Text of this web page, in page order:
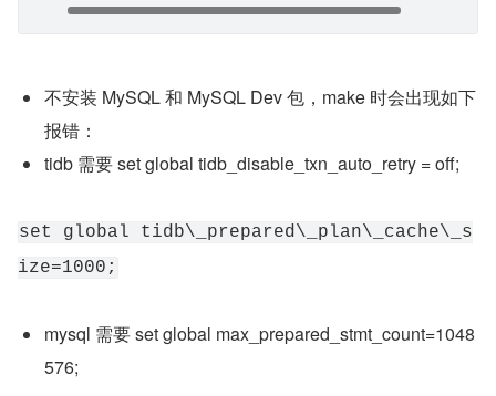
不安装 MySQL 和 MySQL Dev 包，make 时会出现如下
报错：
tidb 需要 set global tidb_disable_txn_auto_retry = off;
set global tidb\_prepared\_plan\_cache\_s
ize=1000;
mysql 需要 set global max_prepared_stmt_count=1048
576;